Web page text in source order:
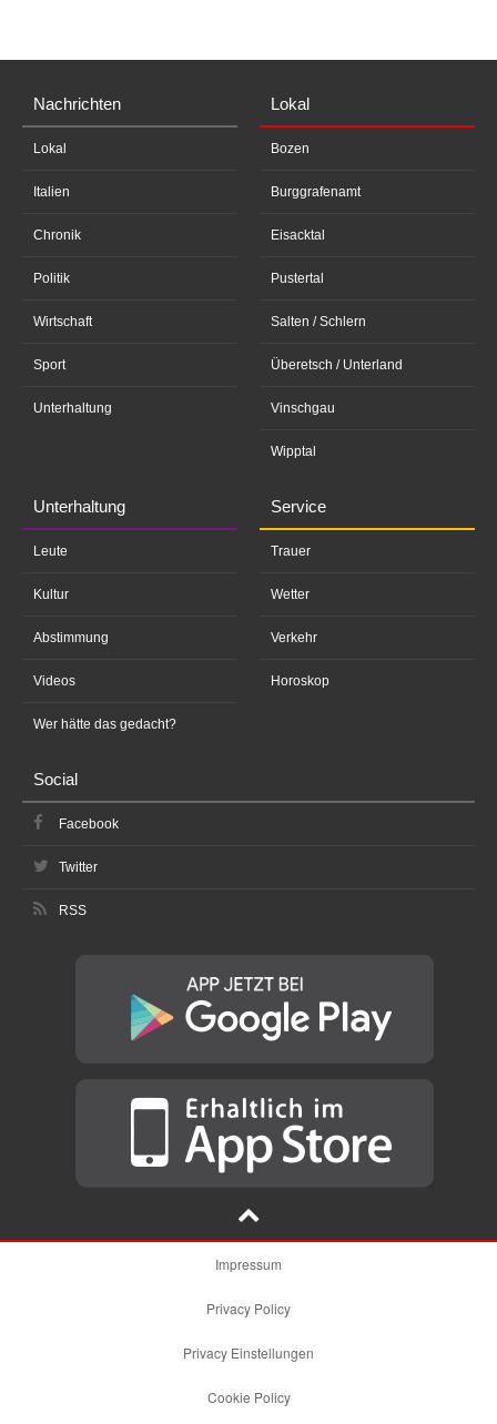
Nachrichten
Lokal
Italien
Chronik
Politik
Wirtschaft
Sport
Unterhaltung
Lokal
Bozen
Burggrafenamt
Eisacktal
Pustertal
Salten / Schlern
Überetsch / Unterland
Vinschgau
Wipptal
Unterhaltung
Leute
Kultur
Abstimmung
Videos
Wer hätte das gedacht?
Service
Trauer
Wetter
Verkehr
Horoskop
Social
Facebook
Twitter
RSS
Impressum
Privacy Policy
Privacy Einstellungen
Cookie Policy